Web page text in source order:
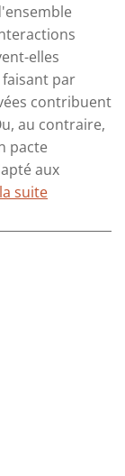
elles
par
contribuent
au contraire,
pacte
aux
suite